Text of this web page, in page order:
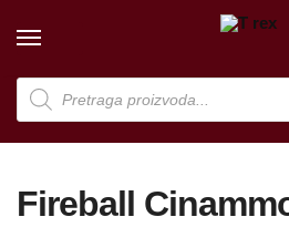
Products
search
Fireball